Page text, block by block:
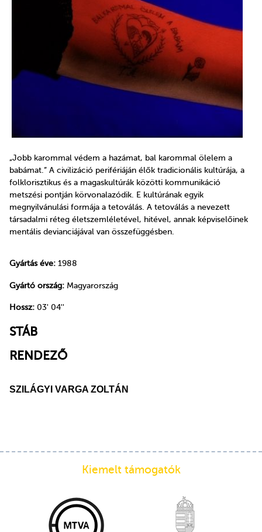
„Jobb karommal védem a hazámat, bal karommal ölelem a
babámat.” A civilizáció perifériáján élők tradicionális kultúrája, a
folklorisztikus és a magaskultúrák közötti kommunikáció
metszési pontján körvonalazódik. E kultúrának egyik
megnyilvánulási formája a tetoválás. A tetoválás a nevezett
társadalmi réteg életszemléletével, hitével, annak képviselőinek
mentális devianciájával van összefüggésben.
Gyártás éve: 1988
Gyártó ország: Magyarország
Hossz: 03' 04''
STÁB
RENDEZŐ
SZILÁGYI VARGA ZOLTÁN
Kiemelt támogatók